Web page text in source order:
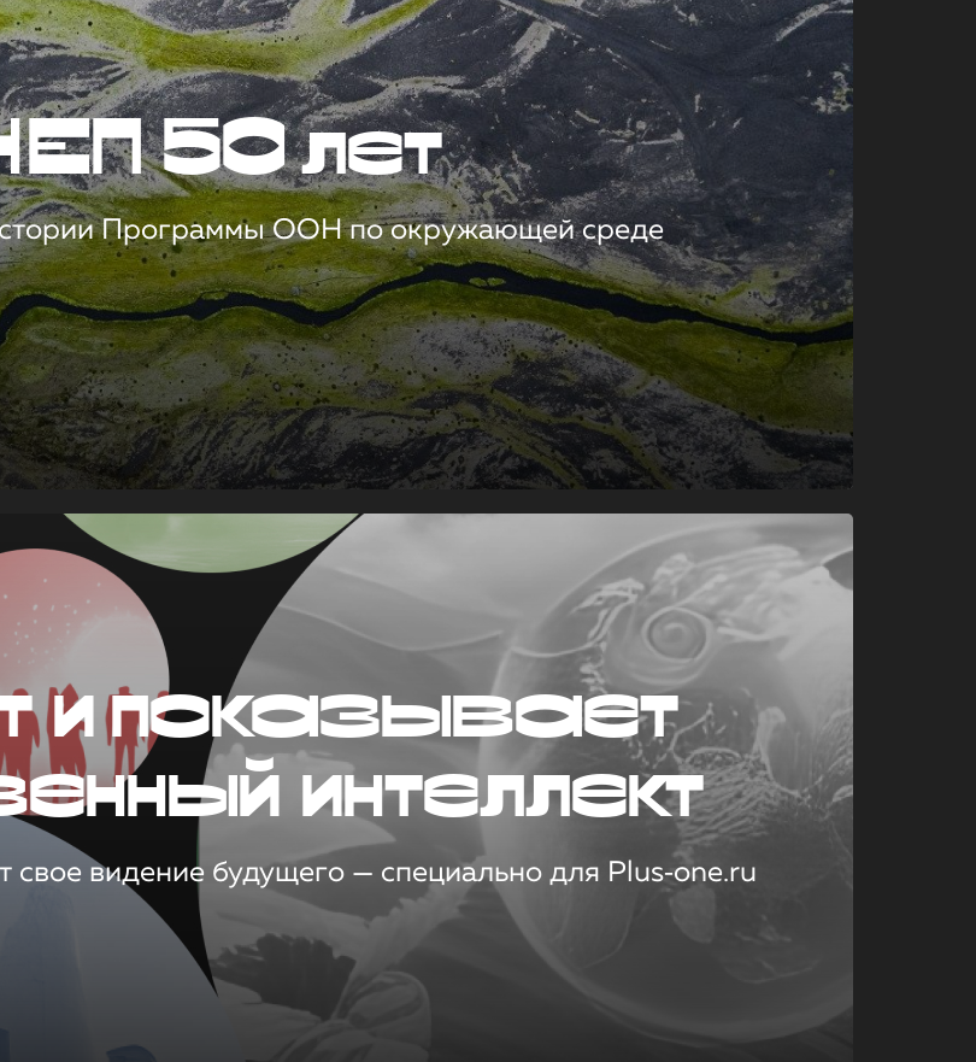
50 лет
Программы ООН по окружающей среде
и показывает
интеллект
свое видение будущего — специально для Plus‑one.ru